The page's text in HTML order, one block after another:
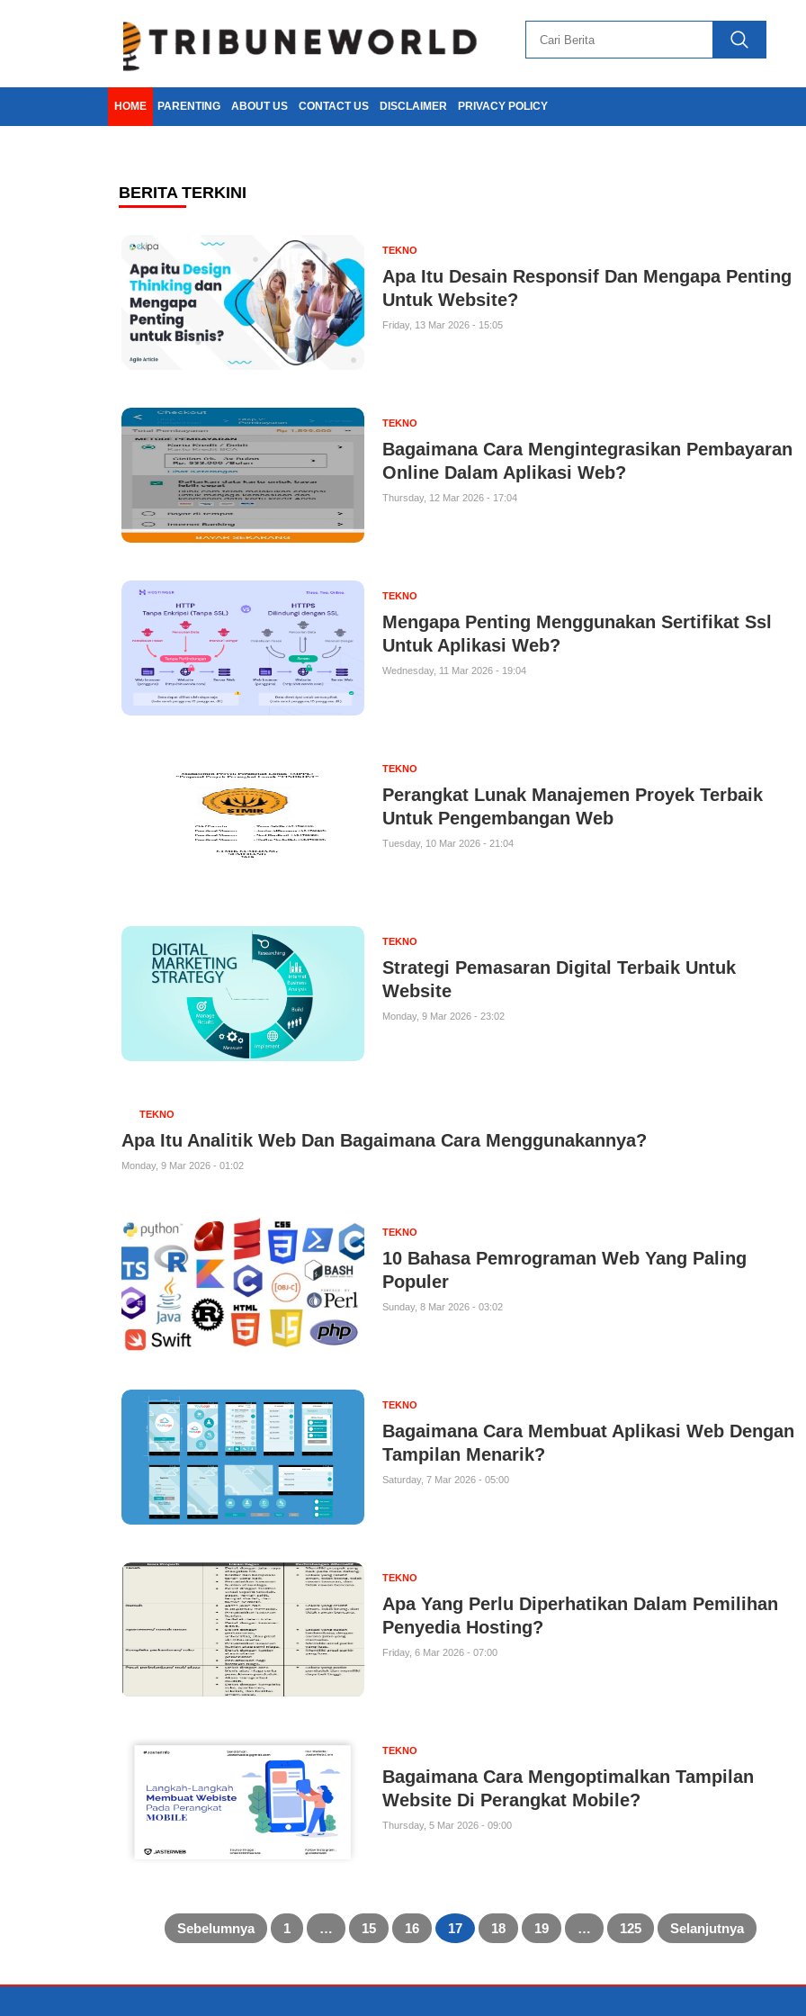
HOME PARENTING ABOUT US CONTACT US DISCLAIMER PRIVACY POLICY
BERITA TERKINI
TEKNO
Apa Itu Desain Responsif Dan Mengapa Penting
Untuk Website?
Friday, 13 Mar 2026 - 15:05
TEKNO
Bagaimana Cara Mengintegrasikan Pembayaran
Online Dalam Aplikasi Web?
Thursday, 12 Mar 2026 - 17:04
TEKNO
Mengapa Penting Menggunakan Sertifikat Ssl
Untuk Aplikasi Web?
Wednesday, 11 Mar 2026 - 19:04
TEKNO
Perangkat Lunak Manajemen Proyek Terbaik
Untuk Pengembangan Web
Tuesday, 10 Mar 2026 - 21:04
TEKNO
Strategi Pemasaran Digital Terbaik Untuk
Website
Monday, 9 Mar 2026 - 23:02
TEKNO
Apa Itu Analitik Web Dan Bagaimana Cara Menggunakannya?
Monday, 9 Mar 2026 - 01:02
TEKNO
10 Bahasa Pemrograman Web Yang Paling
Populer
Sunday, 8 Mar 2026 - 03:02
TEKNO
Bagaimana Cara Membuat Aplikasi Web Dengan
Tampilan Menarik?
Saturday, 7 Mar 2026 - 05:00
TEKNO
Apa Yang Perlu Diperhatikan Dalam Pemilihan
Penyedia Hosting?
Friday, 6 Mar 2026 - 07:00
TEKNO
Bagaimana Cara Mengoptimalkan Tampilan
Website Di Perangkat Mobile?
Thursday, 5 Mar 2026 - 09:00
PostsSebelumnya 1 … 15 16 17 18 19 … 125 Selanjutnya